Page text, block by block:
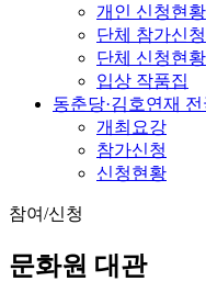
개인 신청현황
단체 참가신청
단체 신청현황
입상 작품집
동춘당·김호연재
개최요강
참가신청
신청현황
참여/신청
문화원 대관